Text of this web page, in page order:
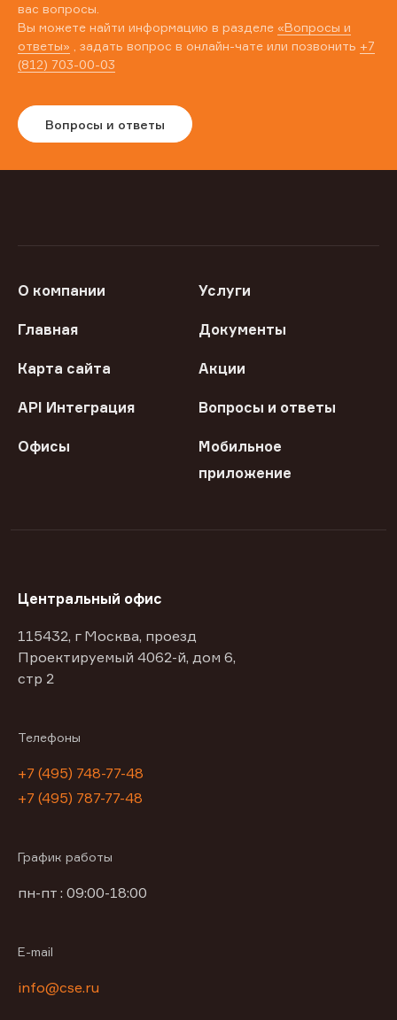
вас вопросы.
Вы можете найти информацию в разделе «Вопросы и
ответы» , задать вопрос в онлайн-чате или позвонить +7
(812) 703-00-03
Вопросы и ответы
О компании Услуги
Главная Документы
Карта сайта Акции
API Интеграция Вопросы и ответы
Офисы
Мобильное
приложение
Центральный офис
115432, г Москва, проезд
Проектируемый 4062-й, дом 6,
стр 2
Телефоны
+7 (495) 748-77-48
+7 (495) 787-77-48
График работы
пн-пт : 09:00-18:00
E-mail
info@cse.ru